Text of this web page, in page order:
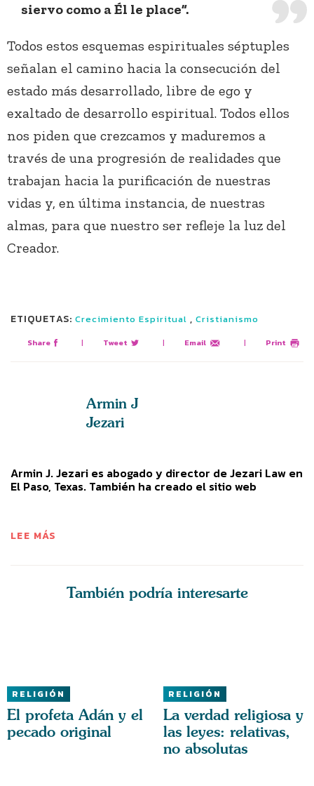
siervo como a Él le place”.
Todos estos esquemas espirituales séptuples
señalan el camino hacia la consecución del
estado más desarrollado, libre de ego y
exaltado de desarrollo espiritual. Todos ellos
nos piden que crezcamos y maduremos a
través de una progresión de realidades que
trabajan hacia la purificación de nuestras
vidas y, en última instancia, de nuestras
almas, para que nuestro ser refleje la luz del
Creador.
ETIQUETAS: Crecimiento Espiritual ,Cristianismo
Share | Tweet | Email | Print
Armin J
Jezari
Armin J. Jezari es abogado y director de Jezari Law en
El Paso, Texas. También ha creado el sitio web
LEE MÁS
También podría interesarte
RELIGIÓN
El profeta Adán y el
pecado original
RELIGIÓN
La verdad religiosa y
las leyes: relativas,
no absolutas